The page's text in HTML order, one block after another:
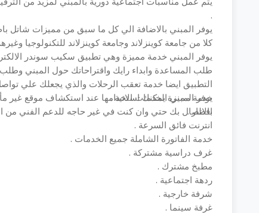
.
يوفر المبني بالاضافة الي كل ما سبق من مميزات
كلا من جامعة كوينزلاند وجامعة كوينزلاند للتكنولوجيا
يوفر المبني خدمة مميزة وهي تطبيق سكيب سوندر
طلب المساعدة وابداء رايك واقتراحاتك حول المبني
التطبيق ايضا خدمة تعقب الرحلات والذي يجعلك علي
خدمة مميزة يمكنك استخدامها عند استكشاف موقع غير
بالاتصال بك حتي وان كنت في غير حاجه للدعم الفني من
يوفر المبني الخدمات الاتية .
افطار .
انترنت فائق السرعة .
خدمة الفاتورة الشاملة جميع الخدمات .
غرف دراسية مشتركة .
مطبخ مشترك .
ردهة اجتماعية .
شرفة خارجية .
غرفة سينما .